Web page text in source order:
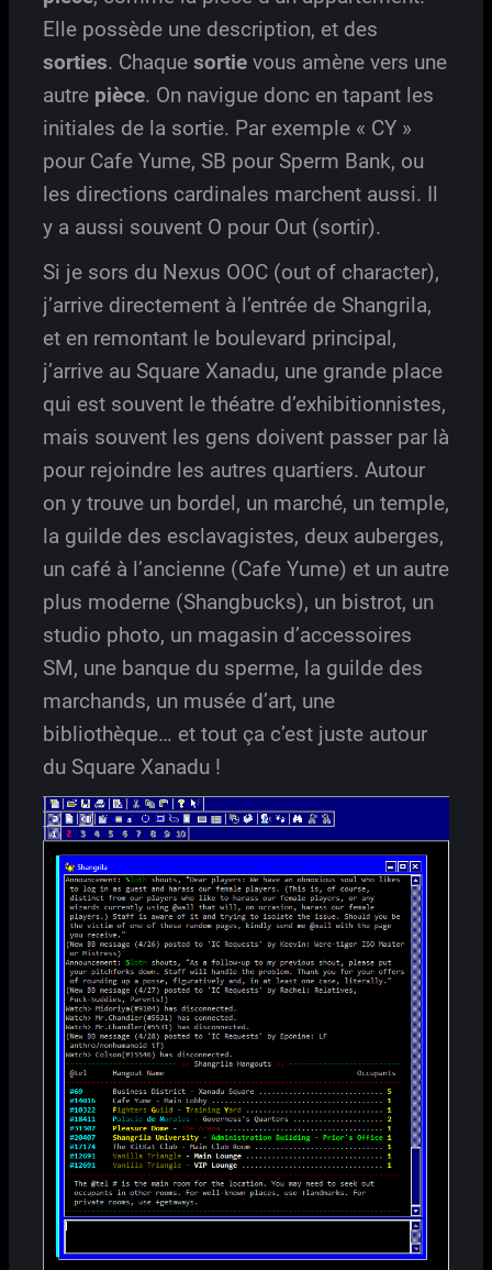
Elle possède une description, et des
sorties. Chaque sortie vous amène vers une
autre pièce. On navigue donc en tapant les
initiales de la sortie. Par exemple « CY »
pour Cafe Yume, SB pour Sperm Bank, ou
les directions cardinales marchent aussi. Il
y a aussi souvent O pour Out (sortir).
Si je sors du Nexus OOC (out of character),
j’arrive directement à l’entrée de Shangrila,
et en remontant le boulevard principal,
j’arrive au Square Xanadu, une grande place
qui est souvent le théatre d’exhibitionnistes,
mais souvent les gens doivent passer par là
pour rejoindre les autres quartiers. Autour
on y trouve un bordel, un marché, un temple,
la guilde des esclavagistes, deux auberges,
un café à l’ancienne (Cafe Yume) et un autre
plus moderne (Shangbucks), un bistrot, un
studio photo, un magasin d’accessoires
SM, une banque du sperme, la guilde des
marchands, un musée d’art, une
bibliothèque… et tout ça c’est juste autour
du Square Xanadu !